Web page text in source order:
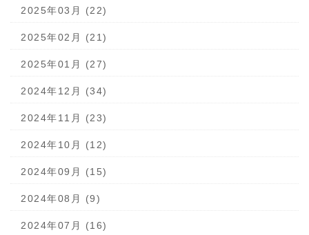
2025年03月 (22)
2025年02月 (21)
2025年01月 (27)
2024年12月 (34)
2024年11月 (23)
2024年10月 (12)
2024年09月 (15)
2024年08月 (9)
2024年07月 (16)